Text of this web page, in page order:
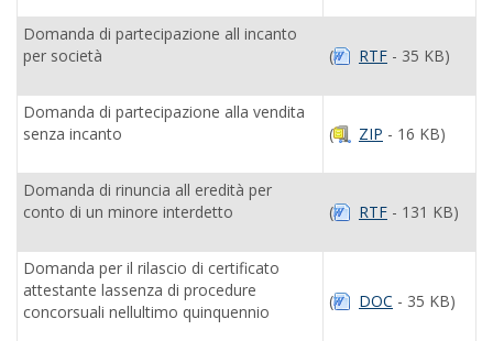
Domanda di partecipazione all incanto
per società
( RTF - 35 KB)
Domanda di partecipazione alla vendita
senza incanto
( ZIP - 16 KB)
Domanda di rinuncia all eredità per
conto di un minore interdetto
( RTF - 131 KB)
Domanda per il rilascio di certificato
attestante lassenza di procedure
concorsuali nellultimo quinquennio
( DOC - 35 KB)